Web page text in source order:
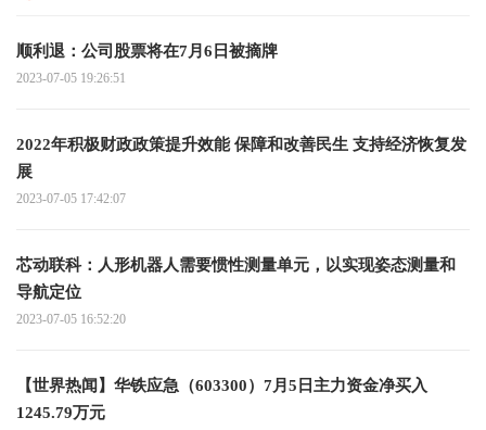
顺利退：公司股票将在7月6日被摘牌
2023-07-05 19:26:51
2022年积极财政政策提升效能 保障和改善民生 支持经济恢复发
展
2023-07-05 17:42:07
芯动联科：人形机器人需要惯性测量单元，以实现姿态测量和
导航定位
2023-07-05 16:52:20
【世界热闻】华铁应急（603300）7月5日主力资金净买入
1245.79万元